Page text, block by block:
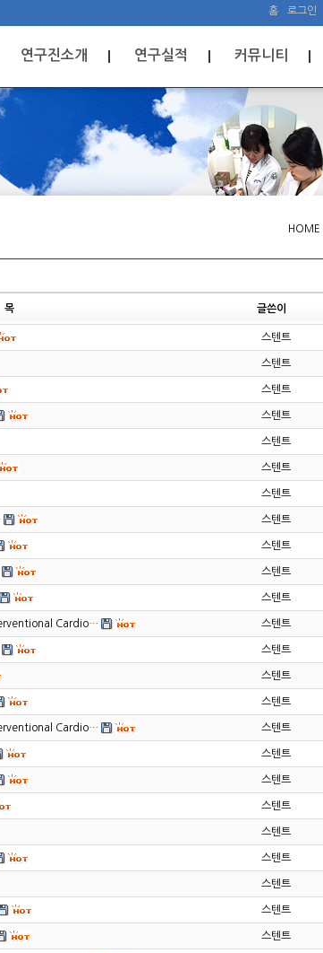
홈 로그인
연구진소개 연구실적 커뮤니티
HOME
목 글쓴이
스텐트
스텐트
스텐트
스텐트
스텐트
스텐트
스텐트
스텐트
스텐트
스텐트
스텐트
Cardio… 스텐트
스텐트
스텐트
스텐트
Cardio… 스텐트
스텐트
스텐트
스텐트
스텐트
스텐트
스텐트
스텐트
스텐트